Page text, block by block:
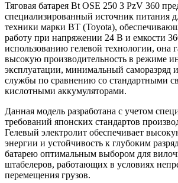
Тяговая батарея Bt OSE 250 3 PzV 360
специализированный источник питания
техники марки BT (Toyota),
работу при напряжении 24 В и емкости
использованию гелевой технологии, она
высокую производительность в режиме
эксплуатации, минимальный саморазряд
службы по сравнению со стандартными
кислотными аккумуляторами.
Данная модель разработана с учетом
требований японских стандартов
Гелевый электролит обеспечивает
энергии и устойчивость к глубоким
батарею оптимальным выбором для
штабелеров, работающих в условиях
перемещения грузов.